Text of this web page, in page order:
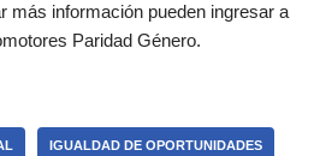
más información pueden ingresar a
Paridad Género.
IGUALDAD DE OPORTUNIDADES